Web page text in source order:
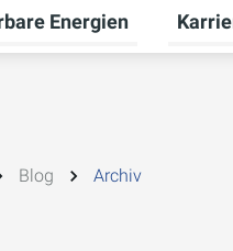
umschalten
für Privatkunden
Energien
Blog Archiv